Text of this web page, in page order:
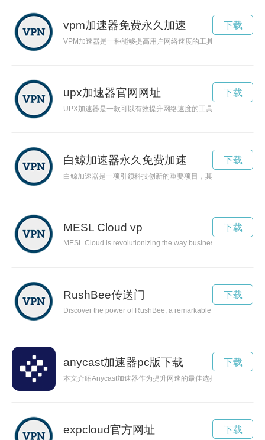
vpm加速器免费永久加速
VPM加速器是一种能够提高用户网络速度的工具，通过优化网
下载
upx加速器官网网址
UPX加速器是一款可以有效提升网络速度的工具，它能够加快
下载
白鲸加速器永久免费加速
白鲸加速器是一项引领科技创新的重要项目，其先进的技术和
下载
MESL Cloud vp
MESL Cloud is revolutionizing the way businesses operate
下载
RushBee传送门
Discover the power of RushBee, a remarkable energy-
下载
anycast加速器pc版下载
本文介绍Anycast加速器作为提升网速的最佳选择，通过优化传
下载
expcloud官方网址 下载